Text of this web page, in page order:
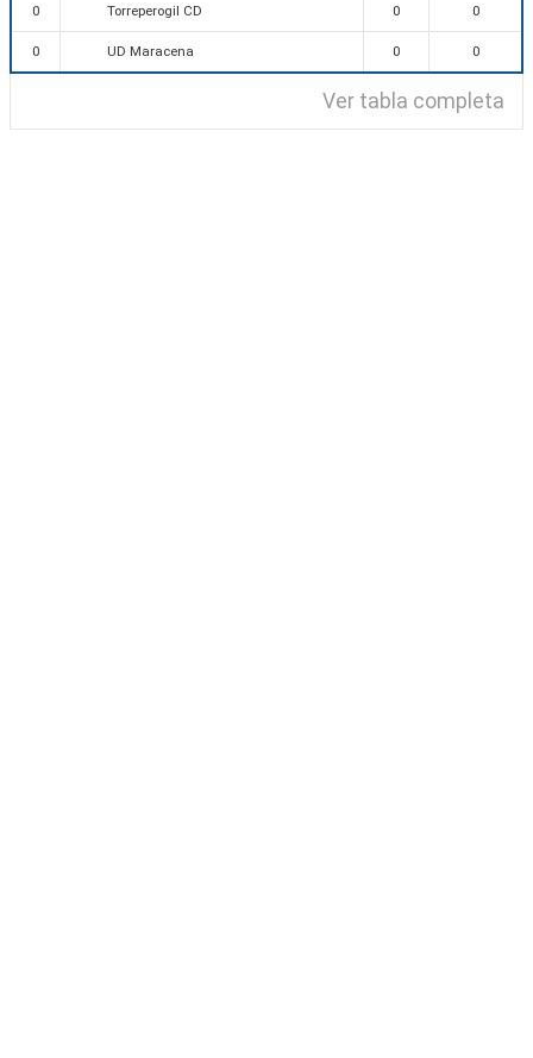
0 Torreperogil CD 0 0
0 UD Maracena 0 0
Ver tabla completa